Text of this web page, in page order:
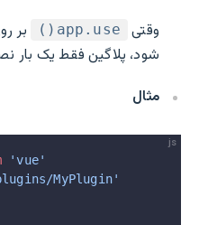
وقتی
app.use()
بر
شود، پلاگین فقط یک بار
مثال
js
'vue'
MyPlugin'